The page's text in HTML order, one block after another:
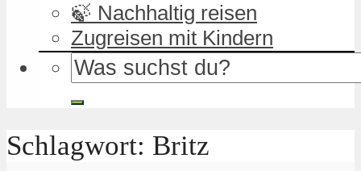
🍃 Nachhaltig reisen
Zugreisen mit Kindern
Schlagwort: Britz